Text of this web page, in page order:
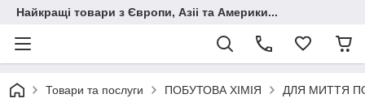
Найкращі товари з Європи, Азіі та Америки...
Товари та послуги ПОБУТОВА ХІМІЯ ДЛЯ МИТТЯ